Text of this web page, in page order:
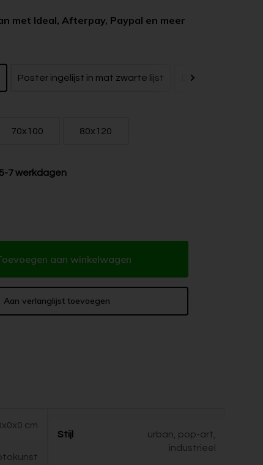
met Ideal, Afterpay, Paypal en meer
Poster ingelijst in mat zwarte lijst Dibond zonder
70x100 80x120
5-7 werkdagen
aan winkelwagen
Aan verlanglijst toevoegen
cm
Stijl
urban, pop-art,
industrieel